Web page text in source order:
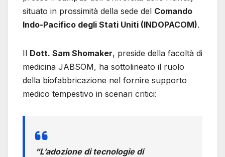
situato in prossimità della sede del Comando
Indo-Pacifico degli Stati Uniti (INDOPACOM).
Il Dott. Sam Shomaker, preside della facoltà di
medicina JABSOM, ha sottolineato il ruolo
della biofabbricazione nel fornire supporto
medico tempestivo in scenari critici:
“L’adozione di tecnologie di